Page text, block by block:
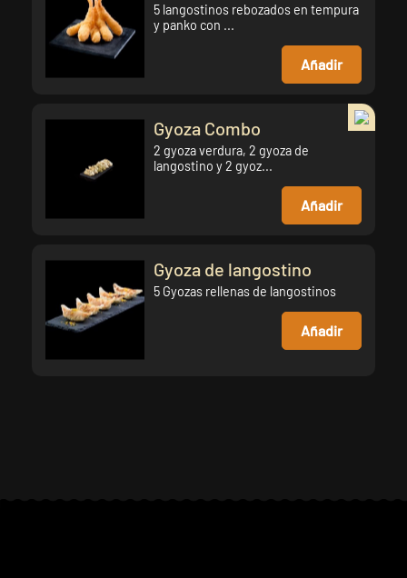
5 langostinos rebozados en tempura
y panko con ...
Añadir
Gyoza Combo
2 gyoza verdura, 2 gyoza de
langostino y 2 gyoz...
Añadir
Gyoza de langostino
5 Gyozas rellenas de langostinos
Añadir